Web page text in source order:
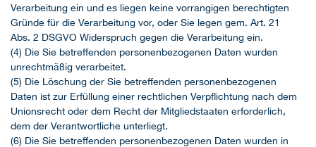
Verarbeitung ein und es liegen keine vorrangigen berechtigten
Gründe für die Verarbeitung vor, oder Sie legen gem. Art. 21
Abs. 2 DSGVO Widerspruch gegen die Verarbeitung ein.
(4) Die Sie betreffenden personenbezogenen Daten wurden
unrechtmäßig verarbeitet.
(5) Die Löschung der Sie betreffenden personenbezogenen
Daten ist zur Erfüllung einer rechtlichen Verpflichtung nach dem
Unionsrecht oder dem Recht der Mitgliedstaaten erforderlich,
dem der Verantwortliche unterliegt.
(6) Die Sie betreffenden personenbezogenen Daten wurden in